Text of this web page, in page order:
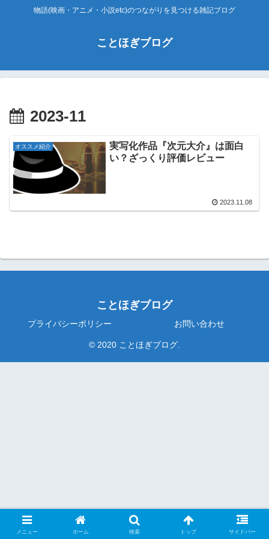
物語(映画・アニメ・小説etc)のつながりを見つける雑記ブログ
ことほぎブログ
2023-11
オススメ紹介
実写化作品『次元大介』は面白
い？ざっくり評価レビュー
2023.11.08
ことほぎブログ
プライバシーポリシー お問い合わせ
© 2020 ことほぎブログ.
メニュー ホーム 検索 トップ サイドバー